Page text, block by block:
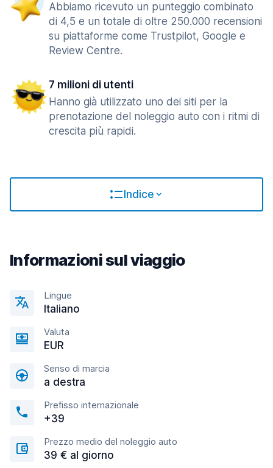
Abbiamo ricevuto un punteggio combinato
di 4,5 e un totale di oltre 250.000 recensioni
su piattaforme come Trustpilot, Google e
Review Centre.
7 milioni di utenti
Hanno già utilizzato uno dei siti per la
prenotazione del noleggio auto con i ritmi di
crescita più rapidi.
Indice
Informazioni sul viaggio
Lingue
Italiano
Valuta
EUR
Senso di marcia
a destra
Prefisso internazionale
+39
Prezzo medio del noleggio auto
39 € al giorno